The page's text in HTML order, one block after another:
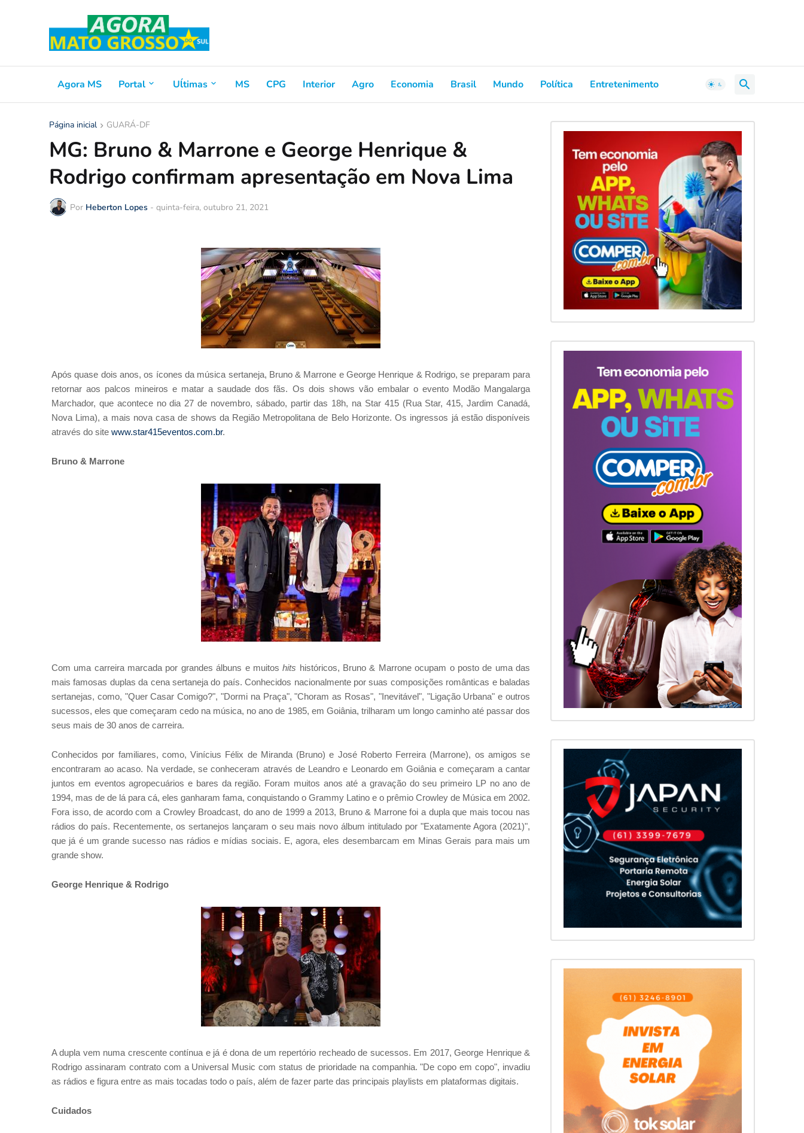
Agora MS Portal Uĺtimas MS CPG Interior Agro Economia Brasil Mundo Política Entretenimento
Página inicial GUARÁ-DF
MG: Bruno & Marrone e George Henrique &
Rodrigo confirmam apresentação em Nova Lima
Por Heberton Lopes - quinta-feira, outubro 21, 2021
Após quase dois anos, os ícones da música sertaneja, Bruno & Marrone e George Henrique & Rodrigo, se preparam para
retornar aos palcos mineiros e matar a saudade dos fãs. Os dois shows vão embalar o evento Modão Mangalarga
Marchador, que acontece no dia 27 de novembro, sábado, partir das 18h, na Star 415 (Rua Star, 415, Jardim Canadá,
Nova Lima), a mais nova casa de shows da Região Metropolitana de Belo Horizonte. Os ingressos já estão disponíveis
através do site www.star415eventos.com.br.
Bruno & Marrone
Com uma carreira marcada por grandes álbuns e muitoshits históricos, Bruno & Marrone ocupam o posto de uma das
mais famosas duplas da cena sertaneja do país. Conhecidos nacionalmente por suas composições românticas e baladas
sertanejas, como, "Quer Casar Comigo?", "Dormi na Praça", "Choram as Rosas", "Inevitável", "Ligação Urbana" e outros
sucessos, eles que começaram cedo na música, no ano de 1985, em Goiânia, trilharam um longo caminho até passar dos
seus mais de 30 anos de carreira.
Conhecidos por familiares, como, Vinícius Félix de Miranda (Bruno) e José Roberto Ferreira (Marrone), os amigos se
encontraram ao acaso. Na verdade, se conheceram através de Leandro e Leonardo em Goiânia e começaram a cantar
juntos em eventos agropecuários e bares da região. Foram muitos anos até a gravação do seu primeiro LP no ano de
1994, mas de de lá para cá, eles ganharam fama, conquistando o Grammy Latino e o prêmio Crowley de Música em 2002.
Fora isso, de acordo com a Crowley Broadcast, do ano de 1999 a 2013, Bruno & Marrone foi a dupla que mais tocou nas
rádios do país. Recentemente, os sertanejos lançaram o seu mais novo álbum intitulado por "Exatamente Agora (2021)",
que já é um grande sucesso nas rádios e mídias sociais. E, agora, eles desembarcam em Minas Gerais para mais um
grande show.
George Henrique & Rodrigo
A dupla vem numa crescente contínua e já é dona de um repertório recheado de sucessos. Em 2017, George Henrique &
Rodrigo assinaram contrato com a Universal Music com status de prioridade na companhia. "De copo em copo", invadiu
as rádios e figura entre as mais tocadas todo o país, além de fazer parte das principais playlists em plataformas digitais.
Cuidados